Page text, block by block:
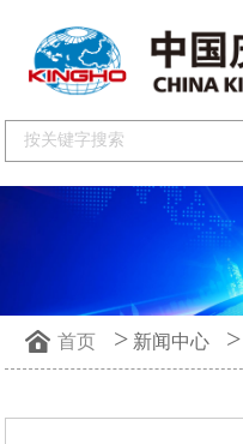
首页 > 新闻中心 >